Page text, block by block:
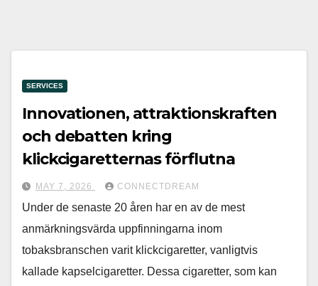
SERVICES
Innovationen, attraktionskraften
och debatten kring
klickcigaretternas förflutna
MAY 7, 2026 CONNECTDREAM
Under de senaste 20 åren har en av de mest
anmärkningsvärda uppfinningarna inom
tobaksbranschen varit klickcigaretter, vanligtvis
kallade kapselcigaretter. Dessa cigaretter, som kan